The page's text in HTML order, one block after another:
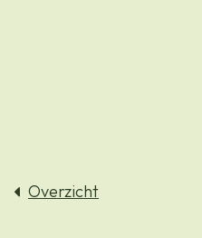
Overzicht